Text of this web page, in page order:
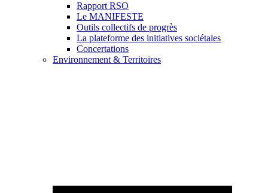
Rapport RSO
Le MANIFESTE
Outils collectifs de progrès
La plateforme des initiatives sociétales
Concertations
Environnement & Territoires